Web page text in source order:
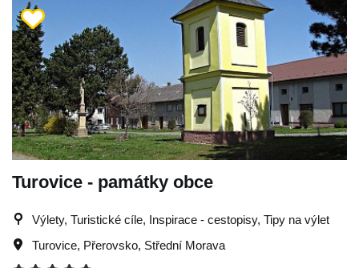
Turovice - památky obce
Výlety, Turistické cíle, Inspirace - cestopisy, Tipy na výlet
Turovice, Přerovsko, Střední Morava